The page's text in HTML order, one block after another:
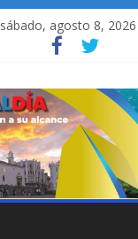
sábado, agosto 8, 2026